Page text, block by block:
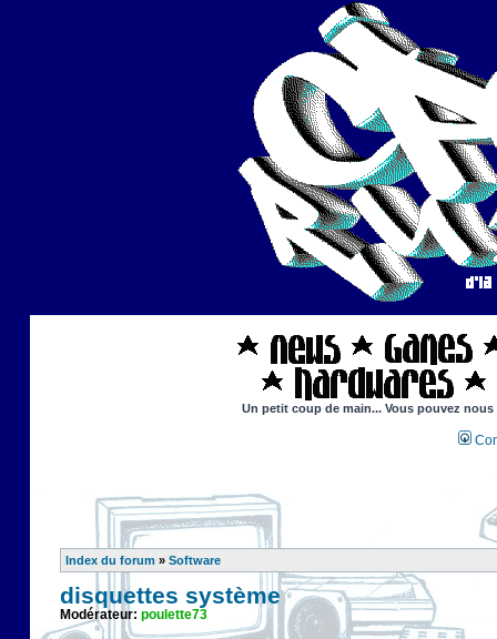
Un petit coup de main... Vous pouvez
Index du forum » Software
disquettes système
Modérateur: poulette73